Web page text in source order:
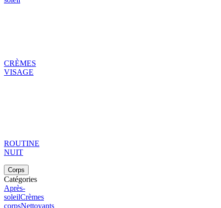
CRÈMES
VISAGE
ROUTINE
NUIT
Corps
Catégories
Après-
soleilCrèmes
corpsNettoyants